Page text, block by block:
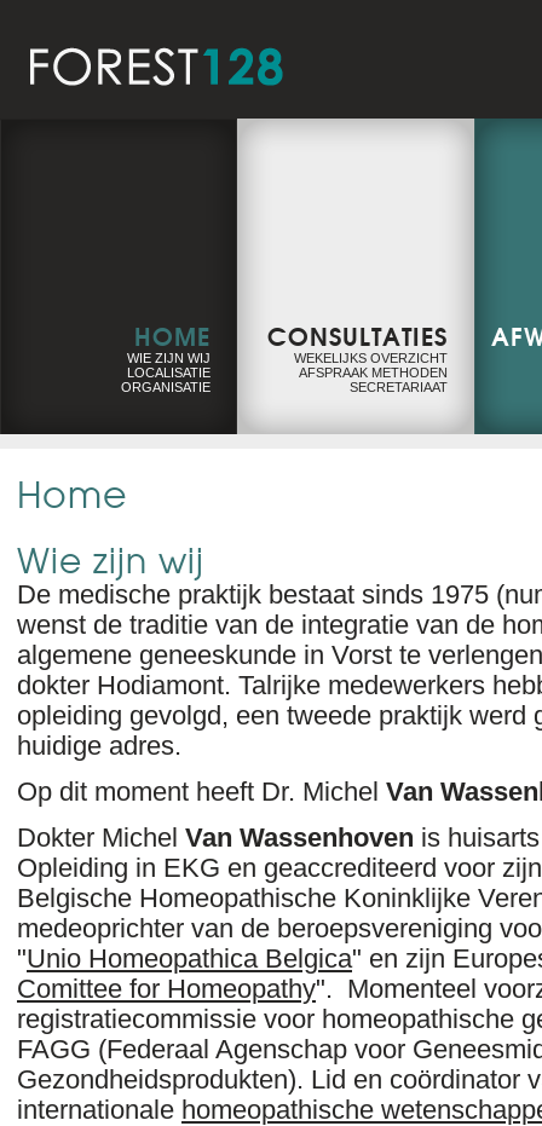
HOME
WIE ZIJN WIJ
LOCALISATIE
ORGANISATIE
CONSULTATIES
WEKELIJKS OVERZICHT
AFSPRAAK METHODEN
SECRETARIAAT
Home
Wie zijn wij
De medische praktijk bestaat sinds 1975
wenst de traditie van de integratie van de
algemene geneeskunde in Vorst te
dokter Hodiamont. Talrijke medewerkers
opleiding gevolgd, een tweede praktijk werd
huidige adres.
Op dit moment heeft Dr. Michel Van
Dokter Michel Van Wassenhoven is
Opleiding in EKG en geaccrediteerd voor
Belgische Homeopathische Koninklijke
medeoprichter van de beroepsvereniging
"Unio Homeopathica Belgica" en zijn
Comittee for Homeopathy". Momenteel
registratiecommissie voor homeopathische
FAGG (Federaal Agenschap voor
Gezondheidsprodukten). Lid en coördinator
internationale homeopathische